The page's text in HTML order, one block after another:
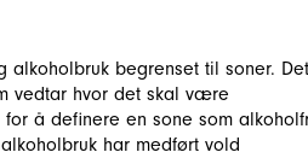
alkoholbruk begrenset til soner. Det
vedtar hvor det skal være
for å definere en sone som
har medført vold